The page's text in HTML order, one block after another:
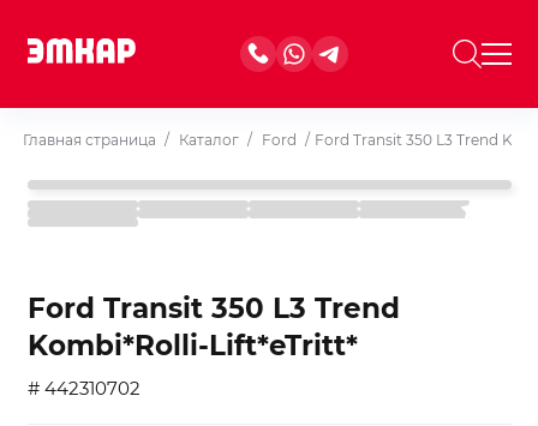
Главная страница / Каталог / Ford / Ford Transit 350 L3 Trend
Ford Transit 350 L3 Trend
Kombi*Rolli-Lift*eTritt*
# 442310702